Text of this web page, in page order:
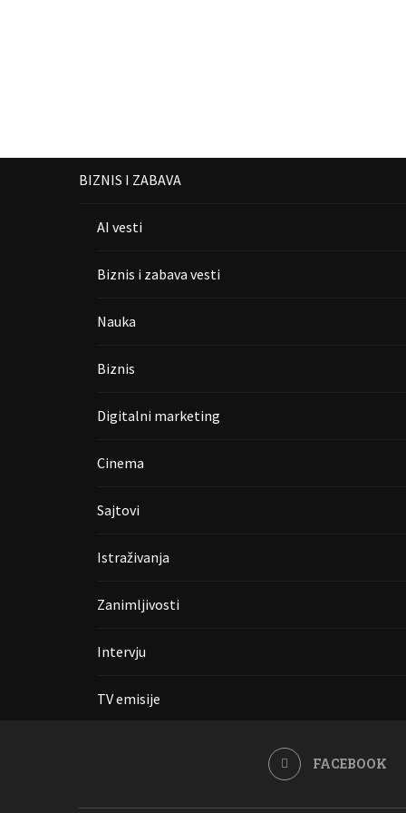
BIZNIS I ZABAVA
AI vesti
Biznis i zabava vesti
Nauka
Biznis
Digitalni marketing
Cinema
Sajtovi
Istraživanja
Zanimljivosti
Intervju
TV emisije
FACEBOOK